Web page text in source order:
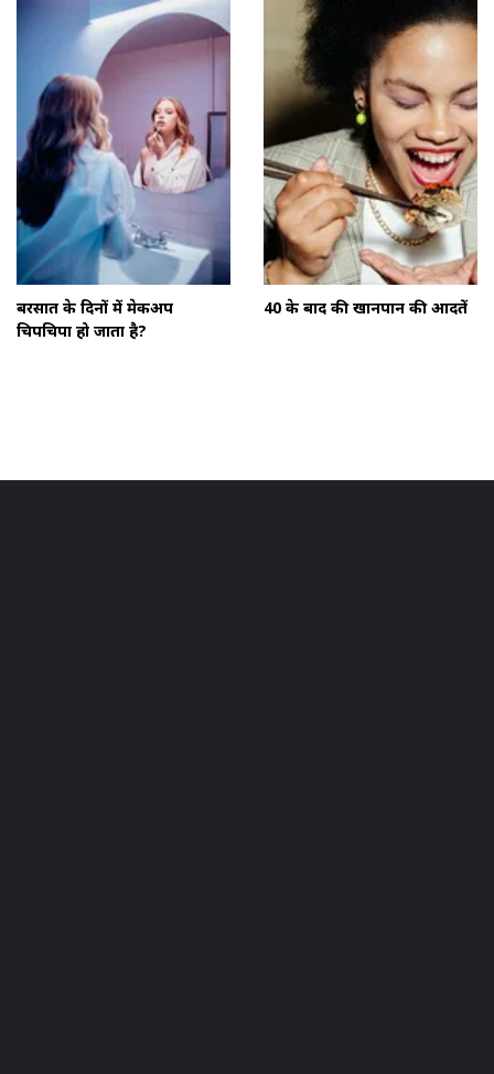
बरसात के दिनों में मेकअप
चिपचिपा हो जाता है?
40 के बाद की खानपान की आदतें